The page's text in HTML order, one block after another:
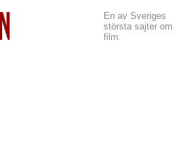
En av Sveriges
största sajter om
film.